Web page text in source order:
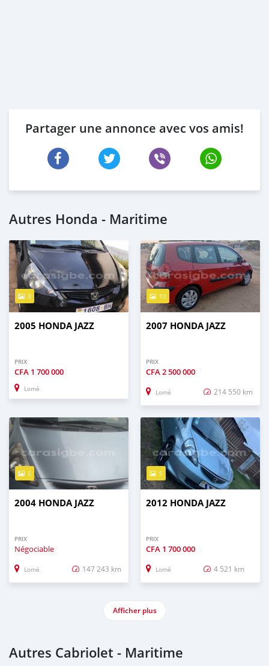
Partager une annonce avec vos amis!
Autres Honda - Maritime
3
2005 HONDA JAZZ
PRIX
CFA 1 700 000
Lomé
13
2007 HONDA JAZZ
PRIX
CFA2 500 000
Lomé 214 550 km
5
2004 HONDA JAZZ
PRIX
Négociable
Lomé 147 243 km
5
2012 HONDA JAZZ
PRIX
CFA 1 700 000
Lomé 4 521 km
Afficher plus
Autres Cabriolet - Maritime